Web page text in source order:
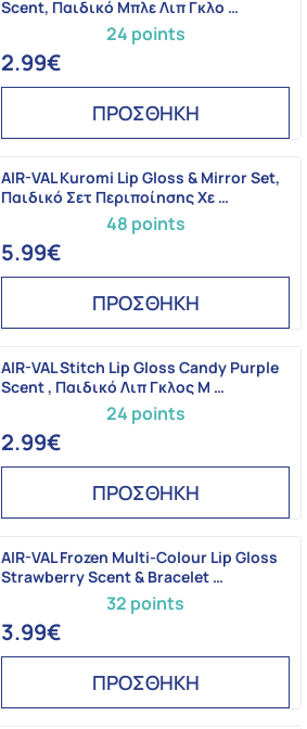
24 points
Scent, Παιδικό Μπλε Λιπ Γκλο …
2.99€
ΠΡΟΣΘΗΚΗ
48 points
AIR-VAL Kuromi Lip Gloss & Mirror Set,
Παιδικό Σετ Περιποίησης Χε …
5.99€
ΠΡΟΣΘΗΚΗ
24 points
AIR-VAL Stitch Lip Gloss Candy Purple
Scent , Παιδικό Λιπ Γκλος Μ …
2.99€
ΠΡΟΣΘΗΚΗ
32 points
AIR-VAL Frozen Multi-Colour Lip Gloss
Strawberry Scent & Bracelet …
3.99€
ΠΡΟΣΘΗΚΗ